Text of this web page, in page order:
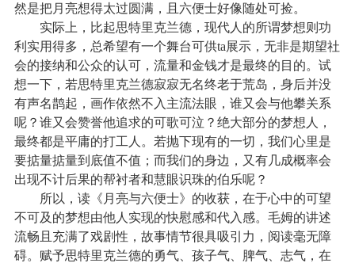
然是把月亮想得太过圆满，且六便士好像随处可捡。
实际上，比起思特里克兰德，现代人的所谓梦想则功
利实用得多，总希望有一个舞台可供ta展示，无非是期望社
会的接纳和公众的认可，流量和金钱才是最终的目的。试
想一下，若思特里克兰德寂寂无名终老于荒岛，身后并没
有声名鹊起，画作依然不入主流法眼，谁又会与他攀关系
呢？谁又会赞誉他追求的可歌可泣？绝大部分的梦想人，
最终都是平庸的打工人。若抛下现有的一切，我们心里是
要掂量掂量到底值不值；而我们的身边，又有几成概率会
出现不计后果的帮衬者和慧眼识珠的伯乐呢？
所以，读《月亮与六便士》的收获，在于心中的可望
不可及的梦想由他人实现的快慰感和代入感。毛姆的讲述
流畅且充满了戏剧性，故事情节很具吸引力，阅读毫无障
碍。赋予思特里克兰德的勇气、孩子气、脾气、志气，在